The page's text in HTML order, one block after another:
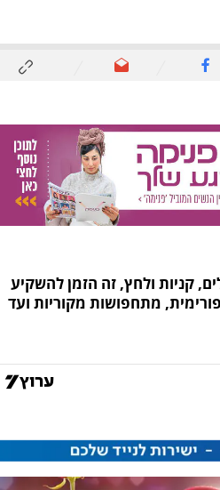
קניות ולחץ, זה הזמן להשקיע
מתחפושות מקוריות ועד